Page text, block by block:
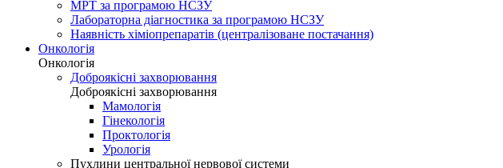
МРТ за програмою НСЗУ
Лабораторна діагностика за програмою НСЗУ
Наявність хіміопрепаратів (централізоване постачання)
Онкологія
Онкологія
Доброякісні захворювання
Доброякісні захворювання
Мамологія
Гінекологія
Проктологія
Урологія
Пухлини центральної нервової системи